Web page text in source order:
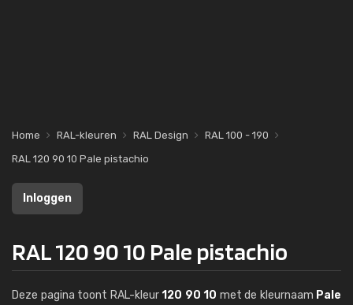
Home RAL-kleuren RAL Design
RAL 100 - 190
RAL 120 90 10 Pale pistachio
Inloggen
RAL 120 90 10 Pale pistachio
Deze pagina toont RAL-kleur120 90 10 met de kleurnaam Pale